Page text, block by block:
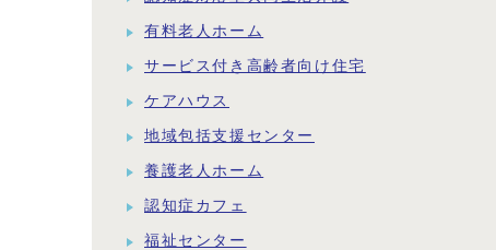
有料老人ホーム
サービス付き高齢者向け住宅
ケアハウス
地域包括支援センター
養護老人ホーム
認知症カフェ
福祉センター